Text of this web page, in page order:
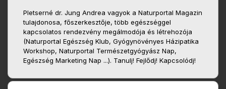
Pletserné dr. Jung Andrea vagyok a Naturportal Magazin
tulajdonosa, főszerkesztője, több egészséggel
kapcsolatos rendezvény megálmodója és létrehozója
(Naturportal Egészség Klub, Gyógynövényes Házipatika
Workshop, Naturportal Természetgyógyász Nap,
Egészség Marketing Nap ...). Tanulj! Fejlődj! Kapcsolódj!